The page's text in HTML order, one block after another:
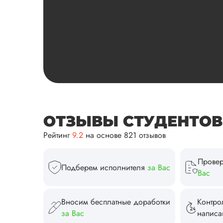
ОТЗЫВЫ СТУДЕНТОВ
Рейтинг9.2 на основе 821 отзывов
Подберем исполнителя за Вас
Вас
Вносим бесплатные доработки
за Вас